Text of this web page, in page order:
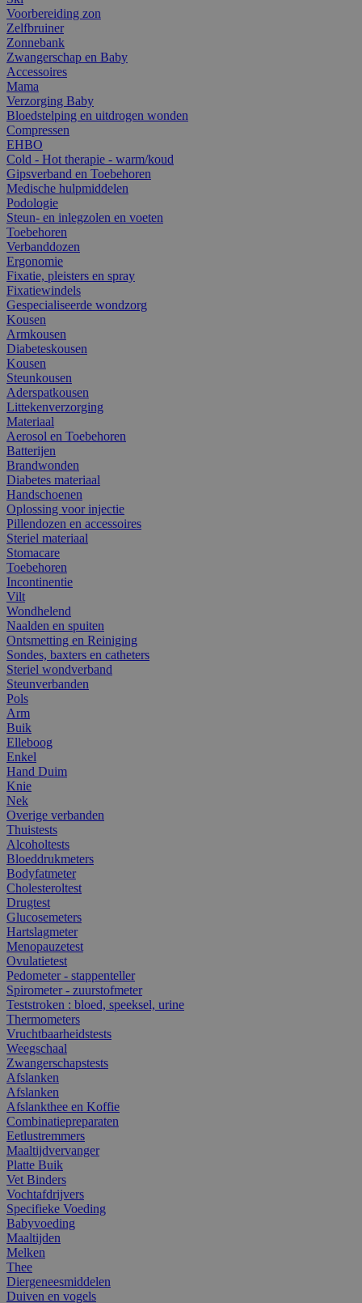
Voorbereiding zon
Zelfbruiner
Zonnebank
Zwangerschap en Baby
Accessoires
Mama
Verzorging Baby
Bloedstelping en uitdrogen wonden
Compressen
EHBO
Cold - Hot therapie - warm/koud
Gipsverband en Toebehoren
Medische hulpmiddelen
Podologie
Steun- en inlegzolen en voeten
Toebehoren
Verbanddozen
Ergonomie
Fixatie, pleisters en spray
Fixatiewindels
Gespecialiseerde wondzorg
Kousen
Armkousen
Diabeteskousen
Kousen
Steunkousen
Aderspatkousen
Littekenverzorging
Materiaal
Aerosol en Toebehoren
Batterijen
Brandwonden
Diabetes materiaal
Handschoenen
Oplossing voor injectie
Pillendozen en accessoires
Steriel materiaal
Stomacare
Toebehoren
Incontinentie
Vilt
Wondhelend
Naalden en spuiten
Ontsmetting en Reiniging
Sondes, baxters en catheters
Steriel wondverband
Steunverbanden
Pols
Arm
Buik
Elleboog
Enkel
Hand Duim
Knie
Nek
Overige verbanden
Thuistests
Alcoholtests
Bloeddrukmeters
Bodyfatmeter
Cholesteroltest
Drugtest
Glucosemeters
Hartslagmeter
Menopauzetest
Ovulatietest
Pedometer - stappenteller
Spirometer - zuurstofmeter
Teststroken : bloed, speeksel, urine
Thermometers
Vruchtbaarheidstests
Weegschaal
Zwangerschapstests
Afslanken
Afslanken
Afslankthee en Koffie
Combinatiepreparaten
Eetlustremmers
Maaltijdvervanger
Platte Buik
Vet Binders
Vochtafdrijvers
Specifieke Voeding
Babyvoeding
Maaltijden
Melken
Thee
Diergeneesmiddelen
Duiven en vogels